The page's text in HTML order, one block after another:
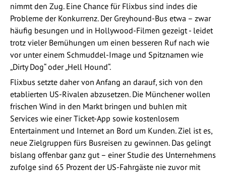
nimmt den Zug. Eine Chance für Flixbus sind indes die
Probleme der Konkurrenz. Der Greyhound-Bus etwa – zwar
häufig besungen und in Hollywood-Filmen gezeigt - leidet
trotz vieler Bemühungen um einen besseren Ruf nach wie
vor unter einem Schmuddel-Image und Spitznamen wie
„Dirty Dog“ oder „Hell Hound“.
Flixbus setzte daher von Anfang an darauf, sich von den
etablierten US-Rivalen abzusetzen. Die Münchener wollen
frischen Wind in den Markt bringen und buhlen mit
Services wie einer Ticket-App sowie kostenlosem
Entertainment und Internet an Bord um Kunden. Ziel ist es,
neue Zielgruppen fürs Busreisen zu gewinnen. Das gelingt
bislang offenbar ganz gut – einer Studie des Unternehmens
zufolge sind 65 Prozent der US-Fahrgäste nie zuvor mit